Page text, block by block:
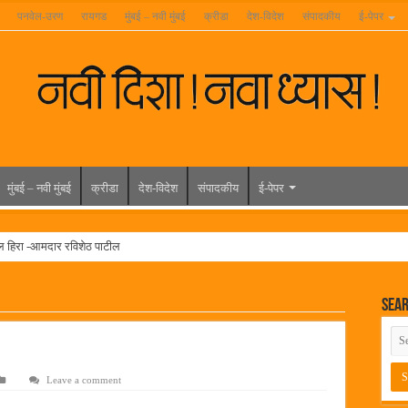
पनवेल-उरण रायगड मुंबई – नवी मुंबई क्रीडा देश-विदेश संपादकीय ई-पेपर
मुंबई – नवी मुंबई क्रीडा देश-विदेश संपादकीय ई-पेपर
-आमदार रविशेठ पाटील
मुख्य प्रशासकीय कार्यालयासह भव्य मूट कोर्टचे बुधवारी उद्घाटन
Leave a comment